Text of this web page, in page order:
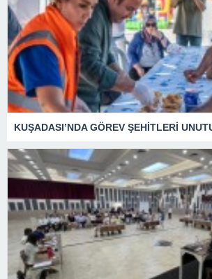
KUŞADASI’NDA GÖREV ŞEHİTLERİ